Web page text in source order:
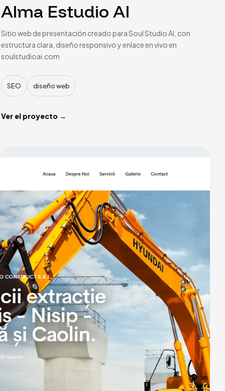
Alma Estudio AI
Sitio web de presentación creado para Soul Studio AI, con
estructura clara, diseño responsivo y enlace en vivo en
soulstudioai.com
SEO diseño web
Ver el proyecto →